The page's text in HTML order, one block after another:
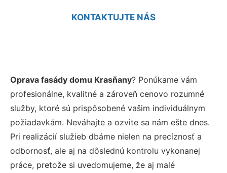
KONTAKTUJTE NÁS
Oprava fasády domu Krasňany? Ponúkame vám
profesionálne, kvalitné a zároveň cenovo rozumné
služby, ktoré sú prispôsobené vašim individuálnym
požiadavkám. Neváhajte a ozvite sa nám ešte dnes.
Pri realizácií služieb dbáme nielen na precíznosť a
odbornosť, ale aj na dôslednú kontrolu vykonanej
práce, pretože si uvedomujeme, že aj malé